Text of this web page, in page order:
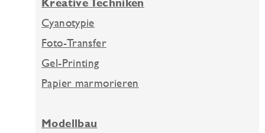
Cyanotypie
Foto-Transfer
Gel-Printing
Papier marmorieren
Modellbau